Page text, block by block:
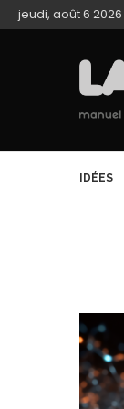
jeudi, août 6
IDÉES